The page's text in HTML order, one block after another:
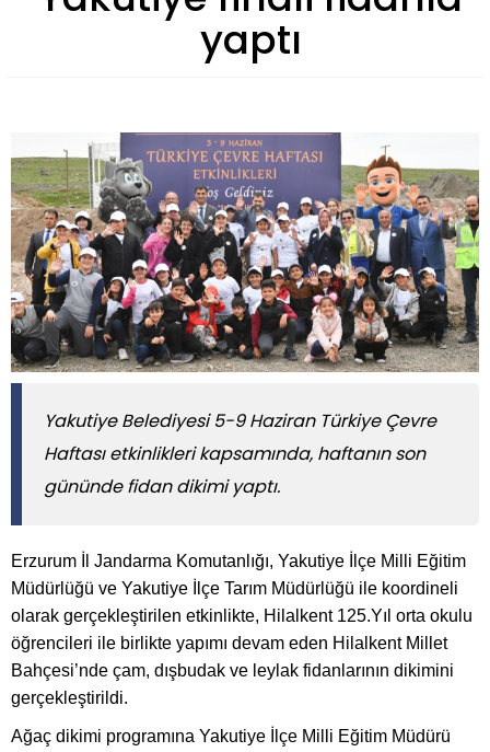
yaptı
Yakutiye Belediyesi 5-9 Haziran Türkiye Çevre
Haftası etkinlikleri kapsamında, haftanın son
gününde fidan dikimi yaptı.
Erzurum İl Jandarma Komutanlığı, Yakutiye İlçe Milli Eğitim
Müdürlüğü ve Yakutiye İlçe Tarım Müdürlüğü ile koordineli
olarak gerçekleştirilen etkinlikte, Hilalkent 125.Yıl orta okulu
öğrencileri ile birlikte yapımı devam eden Hilalkent Millet
Bahçesi’nde çam, dışbudak ve leylak fidanlarının dikimini
gerçekleştirildi.
Ağaç dikimi programına Yakutiye İlçe Milli Eğitim Müdürü